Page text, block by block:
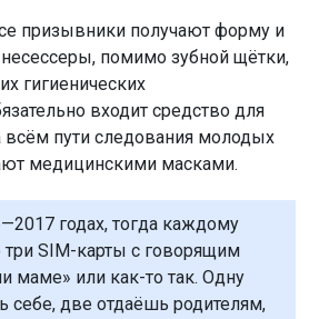
призывники получают форму и
помимо зубной щётки,
гигиенических
входит средство для
пути следования молодых
медицинскими масками.
годах, тогда каждому
SIM-карты с говорящим
маме» или как-то так. Одну
себе, две отдаёшь родителям,